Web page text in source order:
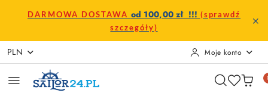
Przejdź do treści głównej
Przejdź do wyszukiwarki
Przejdź do moje konto
Przejdź do menu głównego
Przejdź do stopki
DARMOWA DOSTAWA od 100,00 zł !!! (sprawdź
szczegóły)
PLN Moje konto